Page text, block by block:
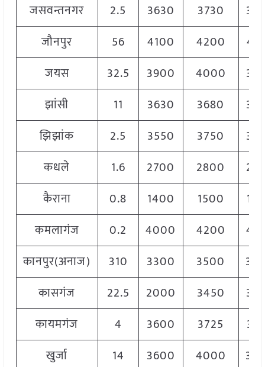
जसवन्तनगर
2.5 3630 3730
जौनपुर
56 4100 4200
जयस
32.5 3900 4000
झांसी
11 3630 3680
झिझांक
2.5 3550 3750
कधले
1.6 2700 2800
कैराना
0.8 1400 1500
कमलागंज
0.2 4000 4200
कानपुर(अनाज)
310 3300 3500
कासगंज
22.5 2000 3450
कायमगंज
4 3600 3725
खुर्जा
14 3600 4000